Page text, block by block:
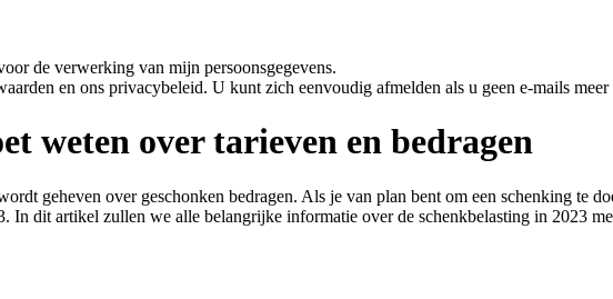
de verwerking van mijn persoonsgegevens.
en ons privacybeleid. U kunt zich eenvoudig afmelden als u geen e-mails
weten over tarieven en bedragen
geheven over geschonken bedragen. Als je van plan bent om een schenking te
In dit artikel zullen we alle belangrijke informatie over de schenkbelasting in 2023